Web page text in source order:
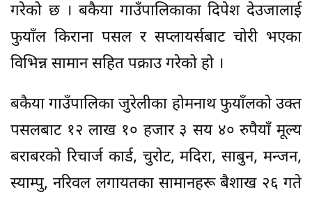
गरेको छ । बकैया गाउँपालिकाका दिपेश देउजालाई
फुयाँल किराना पसल र सप्लायर्सबाट चोरी भएका
विभिन्न सामान सहित पक्राउ गरेको हो ।
बकैया गाउँपालिका जुरेलीका होमनाथ फुयाँलको उक्त
पसलबाट १२ लाख १० हजार ३ सय ४० रुपैयाँ मूल्य
बराबरको रिचार्ज कार्ड, चुरोट, मदिरा, साबुन, मन्जन,
स्याम्पु, नरिवल लगायतका सामानहरू बैशाख २६ गते